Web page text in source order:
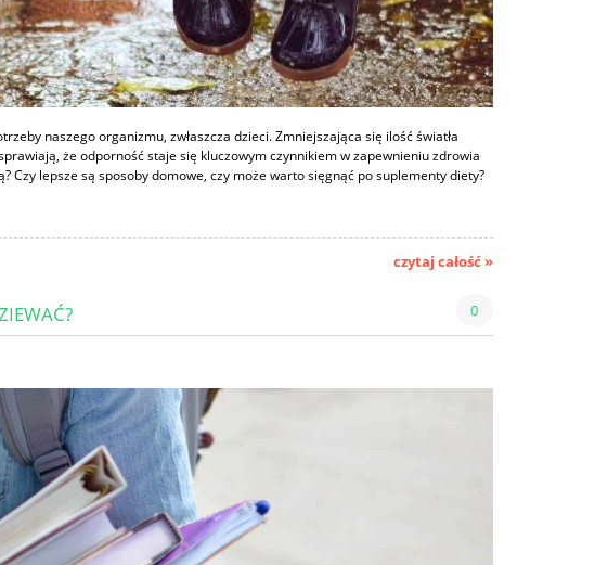
naszego organizmu, zwłaszcza dzieci. Zmniejszająca się ilość światła
że odporność staje się kluczowym czynnikiem w zapewnieniu zdrowia
lepsze są sposoby domowe, czy może warto sięgnąć po suplementy diety?
czytaj całość »
0